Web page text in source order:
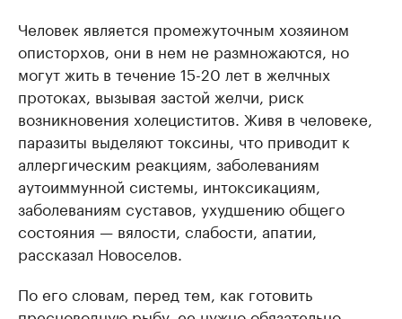
Человек является промежуточным хозяином
описторхов, они в нем не размножаются, но
могут жить в течение 15-20 лет в желчных
протоках, вызывая застой желчи, риск
возникновения холециститов. Живя в человеке,
паразиты выделяют токсины, что приводит к
аллергическим реакциям, заболеваниям
аутоиммунной системы, интоксикациям,
заболеваниям суставов, ухудшению общего
состояния — вялости, слабости, апатии,
рассказал Новоселов.
По его словам, перед тем, как готовить